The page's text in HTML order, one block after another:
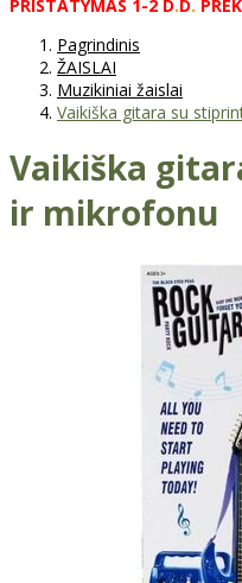
PRISTATYMAS 1-2 D. D.
Pagrindinis
ŽAISLAI
Muzikiniai žaislai
Vaikiška gitara su
Vaikiška
ir mikrofonu